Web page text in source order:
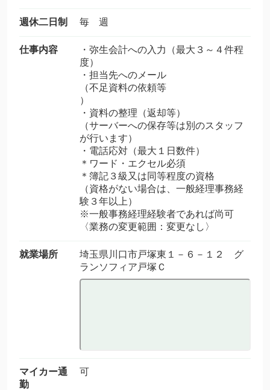
週休二日制 毎 週
仕事内容
・弥生会計への入力（最大３～４件程
度）
・担当先へのメール
（不足資料の依頼等
）
・資料の整理（返却等）
（サーバーへの保存等は別のスタッフ
が行います）
・電話応対（最大１日数件）
＊ワード・エクセル必須
＊簿記３級又は同等程度の資格
（資格がない場合は、一般経理事務経
験３年以上）
※一般事務経理経験者であれば尚可
〈業務の変更範囲：変更なし〉
就業場所
埼玉県川口市戸塚東１－６－１２ グ
ランソフィア戸塚Ｃ
マイカー通
勤
可